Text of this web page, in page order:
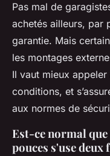
Pas mal de
achetés ailleurs, par
garantie. Mais
les montages
Il vaut mieux appeler
conditions, et
aux normes de
Est-ce normal
pouces s'use